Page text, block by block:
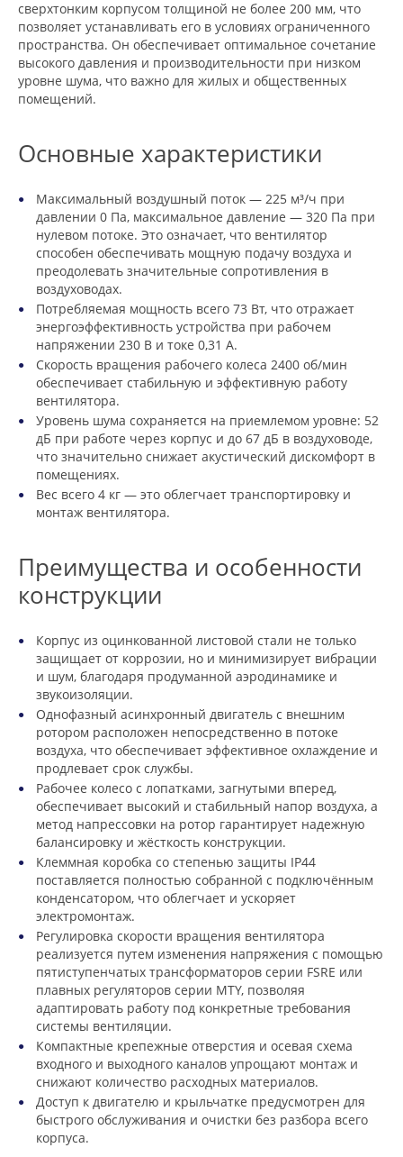
сверхтонким корпусом толщиной не более 200 мм, что
позволяет устанавливать его в условиях ограниченного
пространства. Он обеспечивает оптимальное сочетание
высокого давления и производительности при низком
уровне шума, что важно для жилых и общественных
помещений.
Основные характеристики
Максимальный воздушный поток — 225 м³/ч при
давлении 0 Па, максимальное давление — 320 Па при
нулевом потоке. Это означает, что вентилятор
способен обеспечивать мощную подачу воздуха и
преодолевать значительные сопротивления в
воздуховодах.
Потребляемая мощность всего 73 Вт, что отражает
энергоэффективность устройства при рабочем
напряжении 230 В и токе 0,31 А.
Скорость вращения рабочего колеса 2400 об/мин
обеспечивает стабильную и эффективную работу
вентилятора.
Уровень шума сохраняется на приемлемом уровне: 52
дБ при работе через корпус и до 67 дБ в воздуховоде,
что значительно снижает акустический дискомфорт в
помещениях.
Вес всего 4 кг — это облегчает транспортировку и
монтаж вентилятора.
Преимущества и особенности
конструкции
Корпус из оцинкованной листовой стали не только
защищает от коррозии, но и минимизирует вибрации
и шум, благодаря продуманной аэродинамике и
звукоизоляции.
Однофазный асинхронный двигатель с внешним
ротором расположен непосредственно в потоке
воздуха, что обеспечивает эффективное охлаждение и
продлевает срок службы.
Рабочее колесо с лопатками, загнутыми вперед,
обеспечивает высокий и стабильный напор воздуха, а
метод напрессовки на ротор гарантирует надежную
балансировку и жёсткость конструкции.
Клеммная коробка со степенью защиты IP44
поставляется полностью собранной с подключённым
конденсатором, что облегчает и ускоряет
электромонтаж.
Регулировка скорости вращения вентилятора
реализуется путем изменения напряжения с помощью
пятиступенчатых трансформаторов серии FSRE или
плавных регуляторов серии MTY, позволяя
адаптировать работу под конкретные требования
системы вентиляции.
Компактные крепежные отверстия и осевая схема
входного и выходного каналов упрощают монтаж и
снижают количество расходных материалов.
Доступ к двигателю и крыльчатке предусмотрен для
быстрого обслуживания и очистки без разбора всего
корпуса.